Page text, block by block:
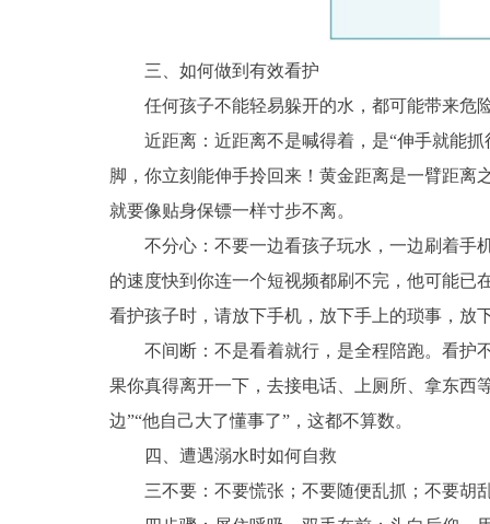
三、如何做到有效看护
任何孩子不能轻易躲开的水，都可能带来危险
近距离：近距离不是喊得着，是“伸手就能抓
脚，你立刻能伸手拎回来！黄金距离是一臂距
就要像贴身保镖一样寸步不离。
不分心：不要一边看孩子玩水，一边刷着手机
的速度快到你连一个短视频都刷不完，他可能
看护孩子时，请放下手机，放下手上的琐事，放
不间断：不是看着就行，是全程陪跑。看护不
果你真得离开一下，去接电话、上厕所、拿东西
边”“他自己大了懂事了”，这都不算数。
四、遭遇溺水时如何自救
三不要：不要慌张；不要随便乱抓；不要胡